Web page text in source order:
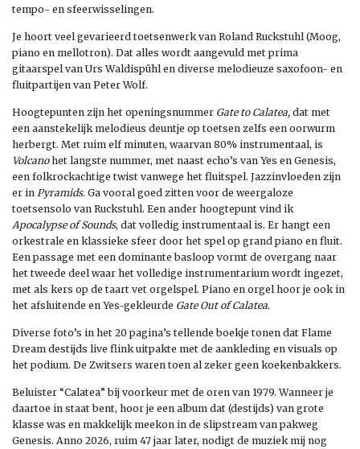
tempo- en sfeerwisselingen.
Je hoort veel gevarieerd toetsenwerk van Roland Ruckstuhl (Moog,
piano en mellotron). Dat alles wordt aangevuld met prima
gitaarspel van Urs Waldispühl en diverse melodieuze saxofoon- en
fluitpartijen van Peter Wolf.
Hoogtepunten zijn het openingsnummer Gate to Calatea, dat met
een aanstekelijk melodieus deuntje op toetsen zelfs een oorwurm
herbergt. Met ruim elf minuten, waarvan 80% instrumentaal, is
Volcanohet langste nummer, met naast echo’s van Yes en Genesis,
een folkrockachtige twist vanwege het fluitspel. Jazzinvloeden zijn
er in Pyramids. Ga vooral goed zitten voor de weergaloze
toetsensolo van Ruckstuhl. Een ander hoogtepunt vind ik
Apocalypse of Sounds, dat volledig instrumentaal is. Er hangt een
orkestrale en klassieke sfeer door het spel op grand piano en fluit.
Een passage met een dominante basloop vormt de overgang naar
het tweede deel waar het volledige instrumentarium wordt ingezet,
met als kers op de taart vet orgelspel. Piano en orgel hoor je ook in
het afsluitende en Yes-gekleurde Gate Out of Calatea.
Diverse foto’s in het 20 pagina’s tellende boekje tonen dat Flame
Dream destijds live flink uitpakte met de aankleding en visuals op
het podium. De Zwitsers waren toen al zeker geen koekenbakkers.
Beluister “Calatea” bij voorkeur met de oren van 1979. Wanneer je
daartoe in staat bent, hoor je een album dat (destijds) van grote
klasse was en makkelijk meekon in de slipstream van pakweg
Genesis. Anno 2026, ruim 47 jaar later, nodigt de muziek mij nog